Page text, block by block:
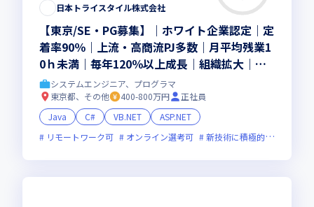
日本トライスタイル株式会社
【東京/SE・PG募集】｜ホワイト企業認定｜定
着率90％｜上流・高商流PJ多数｜月平均残業1
0ｈ未満｜毎年120％以上成長｜組織拡大｜社
会で活躍できるエンジニア育成を重視
システムエンジニア、プログラマ
東京都、その他
400-800万円
正社員
Java
C# VB.NET
ASP.NET
リモートワーク可
オンライン選考可 新技術に積極的